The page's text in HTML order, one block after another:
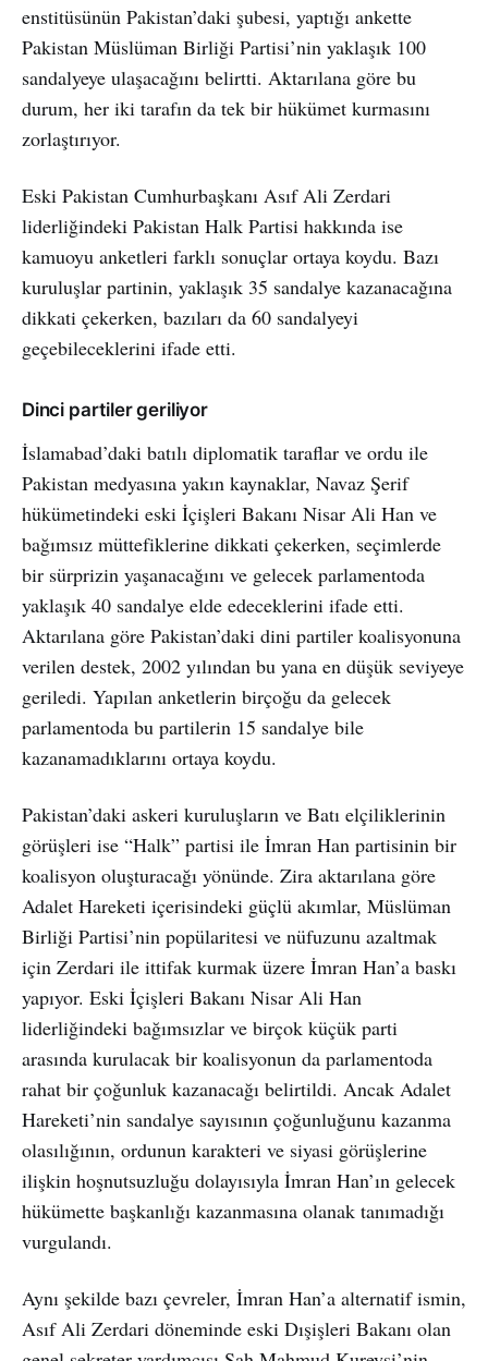
enstitüsünün Pakistan’daki şubesi, yaptığı ankette
Pakistan Müslüman Birliği Partisi’nin yaklaşık 100
sandalyeye ulaşacağını belirtti. Aktarılana göre bu
durum, her iki tarafın da tek bir hükümet kurmasını
zorlaştırıyor.
Eski Pakistan Cumhurbaşkanı Asıf Ali Zerdari
liderliğindeki Pakistan Halk Partisi hakkında ise
kamuoyu anketleri farklı sonuçlar ortaya koydu. Bazı
kuruluşlar partinin, yaklaşık 35 sandalye kazanacağına
dikkati çekerken, bazıları da 60 sandalyeyi
geçebileceklerini ifade etti.
Dinci partiler geriliyor
İslamabad’daki batılı diplomatik taraflar ve ordu ile
Pakistan medyasına yakın kaynaklar, Navaz Şerif
hükümetindeki eski İçişleri Bakanı Nisar Ali Han ve
bağımsız müttefiklerine dikkati çekerken, seçimlerde
bir sürprizin yaşanacağını ve gelecek parlamentoda
yaklaşık 40 sandalye elde edeceklerini ifade etti.
Aktarılana göre Pakistan’daki dini partiler koalisyonuna
verilen destek, 2002 yılından bu yana en düşük seviyeye
geriledi. Yapılan anketlerin birçoğu da gelecek
parlamentoda bu partilerin 15 sandalye bile
kazanamadıklarını ortaya koydu.
Pakistan’daki askeri kuruluşların ve Batı elçiliklerinin
görüşleri ise “Halk” partisi ile İmran Han partisinin bir
koalisyon oluşturacağı yönünde. Zira aktarılana göre
Adalet Hareketi içerisindeki güçlü akımlar, Müslüman
Birliği Partisi’nin popülaritesi ve nüfuzunu azaltmak
için Zerdari ile ittifak kurmak üzere İmran Han’a baskı
yapıyor. Eski İçişleri Bakanı Nisar Ali Han
liderliğindeki bağımsızlar ve birçok küçük parti
arasında kurulacak bir koalisyonun da parlamentoda
rahat bir çoğunluk kazanacağı belirtildi. Ancak Adalet
Hareketi’nin sandalye sayısının çoğunluğunu kazanma
olasılığının, ordunun karakteri ve siyasi görüşlerine
ilişkin hoşnutsuzluğu dolayısıyla İmran Han’ın gelecek
hükümette başkanlığı kazanmasına olanak tanımadığı
vurgulandı.
Aynı şekilde bazı çevreler, İmran Han’a alternatif ismin,
Asıf Ali Zerdari döneminde eski Dışişleri Bakanı olan